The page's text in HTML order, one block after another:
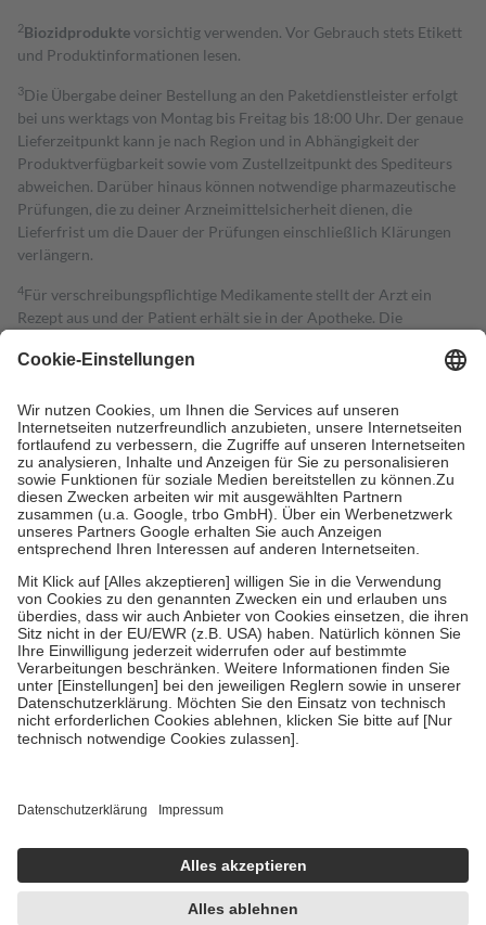
2Biozidproduktevorsichtig verwenden. Vor Gebrauch stets Etikett
und Produktinformationen lesen.
3Die Übergabe deiner Bestellung an den Paketdienstleister erfolgt
bei uns werktags von Montag bis Freitag bis 18:00 Uhr. Der genaue
Lieferzeitpunkt kann je nach Region und in Abhängigkeit der
Produktverfügbarkeit sowie vom Zustellzeitpunkt des Spediteurs
abweichen. Darüber hinaus können notwendige pharmazeutische
Prüfungen, die zu deiner Arzneimittelsicherheit dienen, die
Lieferfrist um die Dauer der Prüfungen einschließlich Klärungen
verlängern.
4Für verschreibungspflichtige Medikamente stellt der Arzt ein
Rezept aus und der Patient erhält sie in der Apotheke. Die
Kosten dafür, der Versicherte trägt einen Teil davon als Zuzahlung
Grundsätzlich leisten Mitglieder Zuzahlungen in Höhe von zehn
Prozent des Abgabepreises,mindestensjedochfünf Euround
höchstens zehn Euro.Es sind jedoch nie mehr als die tatsächlichen
Kosten der Leistung zu entrichten.
Diese Regeln gelten grundsätzlich auch für Online-Apotheken.
Bei Heilmitteln und häuslicher Krankenpflege beträgt die
Zuzahlung zehn Prozent der Kosten sowie zehn Euro je
Um das Engagement der Versicherten für ihre eigene Gesundheit zu
stärken und die besondere Stellung der Familie zu unterstützen,
fallenkeine Zuzahlungen an bei:
• Kindern und Jugendlichen bis zum vollendeten 18. Lebensjahr
mit Ausnahme der Fahrkosten
• Untersuchungen zur Vorsorge und Früherkennung, die von der
GKV getragen werden
• empfohlenen Schutzimpfungen
Wir nutzen Trusted Shops als unabhängigen Dienstleister für die
getroffen, um sicherzustellen, dass es sich um echte Bewertungen
handelt. Mehr Informationen findest du hier:
https://help.etrusted.com/hc/de/articles/4419944605341